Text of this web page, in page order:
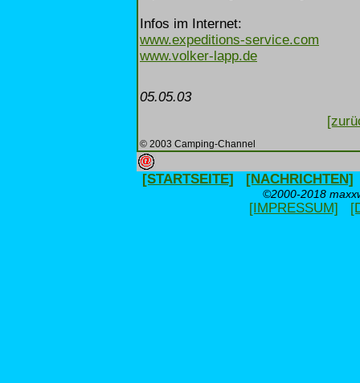
Infos im Internet:
www.expeditions-service.com
www.volker-lapp.de
05.05.03
© 2003 Camping-Channel
[STARTSEITE] [NACHRICHTEN]
©2000-2018
[IMPRESSUM]